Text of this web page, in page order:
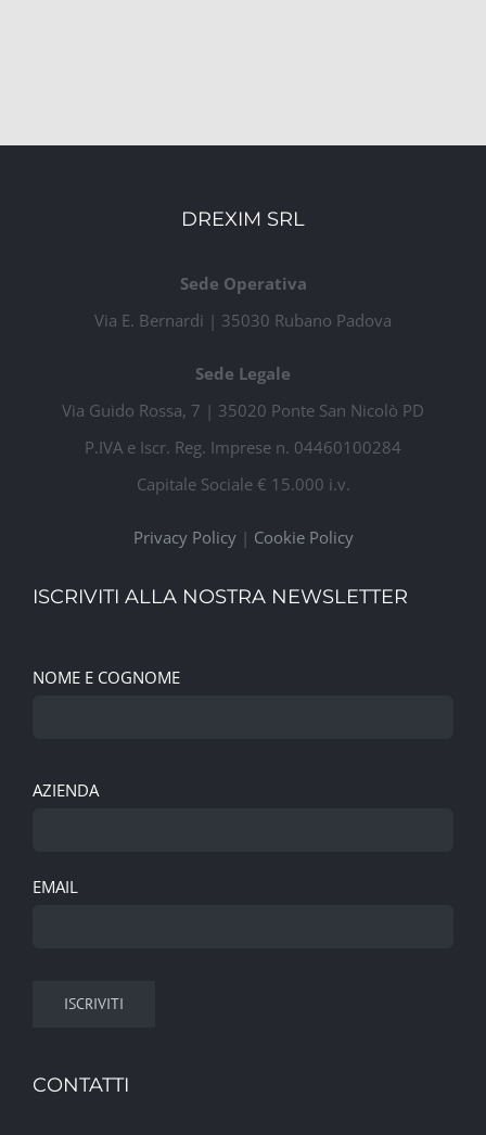
DREXIM SRL
Sede Operativa
Via E. Bernardi | 35030 Rubano Padova
Sede Legale
Via Guido Rossa, 7 | 35020 Ponte San Nicolò PD
P.IVA e Iscr. Reg. Imprese n. 04460100284
Capitale Sociale € 15.000 i.v.
Privacy Policy| Cookie Policy
ISCRIVITI ALLA NOSTRA NEWSLETTER
NOME E COGNOME
AZIENDA
EMAIL
CONTATTI